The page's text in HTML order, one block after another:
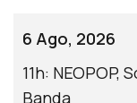
6 Ago, 2026
11h: NEOPOP,
Banda